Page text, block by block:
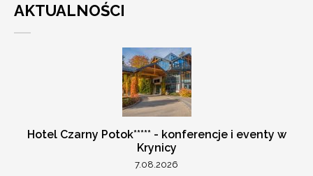
AKTUALNOŚCI
Hotel Czarny Potok***** - konferencje i eventy w
Krynicy
7.08.2026